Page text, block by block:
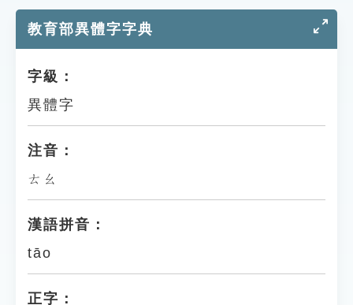
貓頭鷹博士
教育部異體字字典
字級：
異體字
注音：
ㄊㄠ
漢語拼音：
tāo
正字：